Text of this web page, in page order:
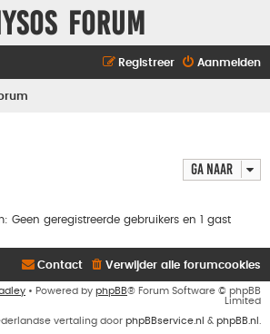
Forum
Aanmelden
Registreer
Ga naar
Geen geregistreerde gebruikers en 1 gast
Verwijder alle forumcookies
Contact
• Powered by phpBB® Forum Software © phpBB
Limited
vertaling door phpBBservice.nl & phpBB.nl .